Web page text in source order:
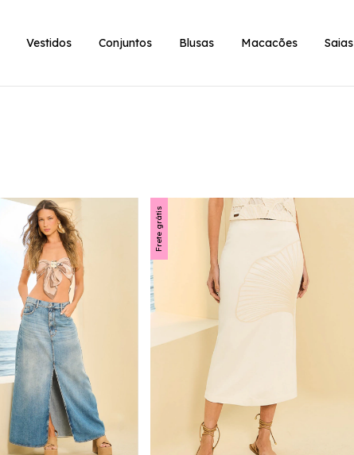
Vestidos Conjuntos Blusas Macacões Saias
Frete grátis